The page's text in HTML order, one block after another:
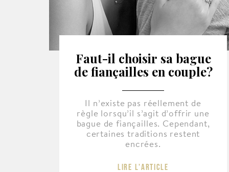
Faut-il choisir sa bague
de fiançailles en couple?
Il n’existe pas réellement de
règle lorsqu’il s’agit d’offrir une
bague de fiançailles. Cependant,
certaines traditions restent
encrées.
Lire l'article